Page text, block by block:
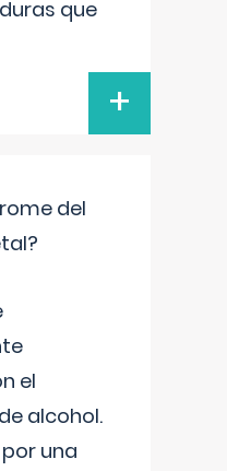
que
+
del
el
alcohol.
una